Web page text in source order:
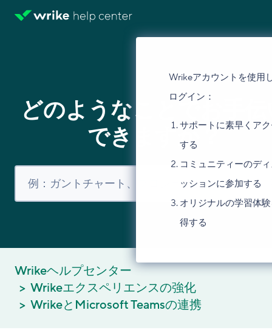
Wrikeアカウントを使用
ログイン：
サポートに素早くア
する
コミュニティーのデ
ッションに参加する
オリジナルの学習体
得する
どのようなことでお手
できますか？
Wrikeヘルプセンター
Wrikeエクスペリエンスの強化
WrikeとMicrosoft Teamsの連携